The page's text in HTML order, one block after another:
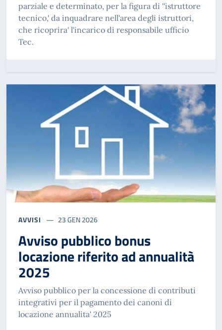
parziale e determinato, per la figura di ''istruttore
tecnico,' da inquadrare nell'area degli istruttori,
che ricoprira' l'incarico di responsabile ufficio
Tec.
AVVISI 23 GEN 2026
Avviso pubblico bonus
locazione riferito ad annualità
2025
Avviso pubblico per la concessione di contributi
integrativi per il pagamento dei canoni di
locazione annualita' 2025